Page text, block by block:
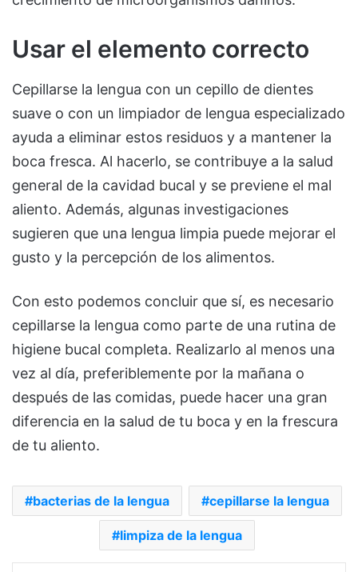
Usar el elemento correcto
Cepillarse la lengua con un cepillo de dientes
suave o con un limpiador de lengua especializado
ayuda a eliminar estos residuos y a mantener la
boca fresca. Al hacerlo, se contribuye a la salud
general de la cavidad bucal y se previene el mal
aliento. Además, algunas investigaciones
sugieren que una lengua limpia puede mejorar el
gusto y la percepción de los alimentos.
Con esto podemos concluir que sí, es necesario
cepillarse la lengua como parte de una rutina de
higiene bucal completa. Realizarlo al menos una
vez al día, preferiblemente por la mañana o
después de las comidas, puede hacer una gran
diferencia en la salud de tu boca y en la frescura
de tu aliento.
bacterias de la lengua cepillarse la lengua
limpiza de la lengua